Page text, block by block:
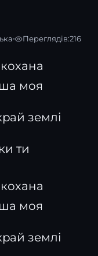
Переглядів:216
моя
землі
ти
моя
землі